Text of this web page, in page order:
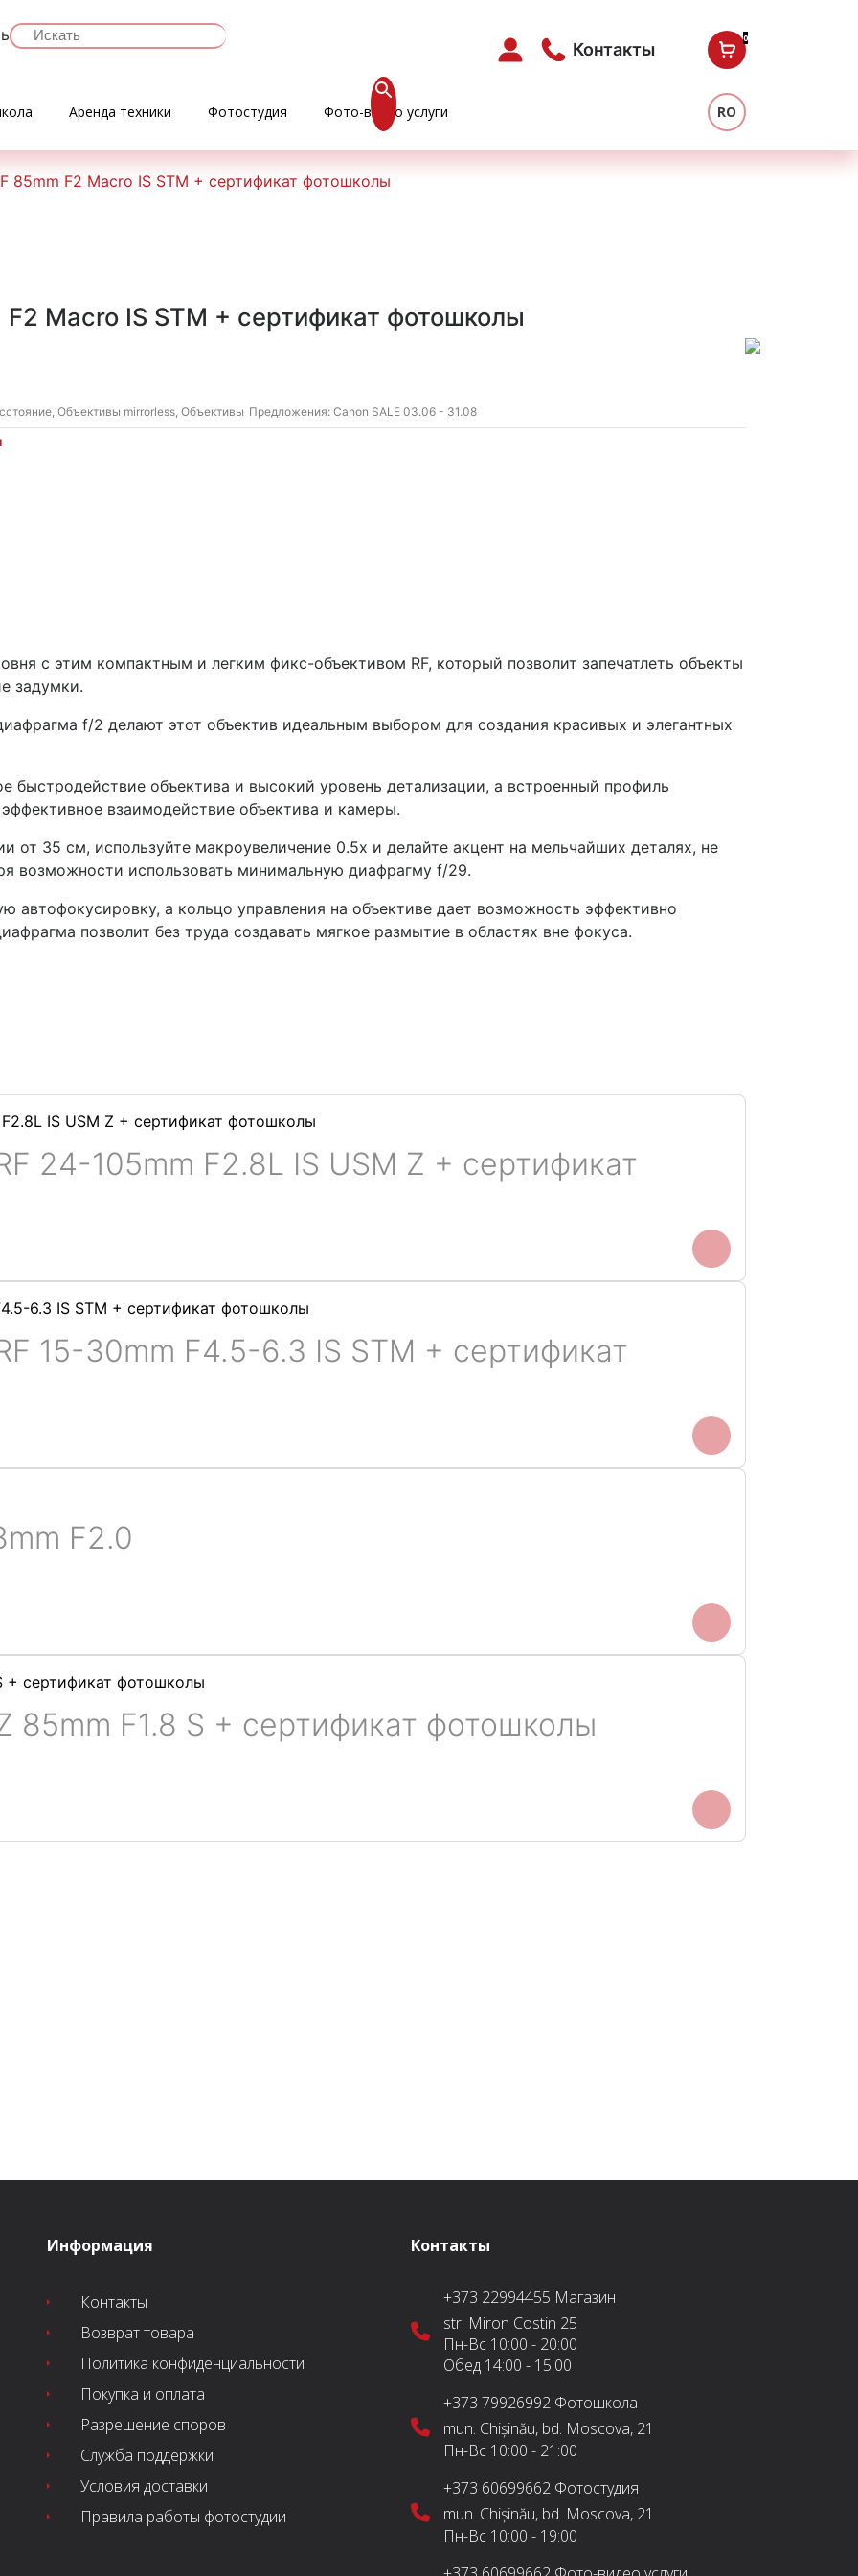
Контакты
0
Аренда техники Фотостудия Фото-видео услуги RO
85mm F2 Macro IS STM + сертификат фотошколы
Macro IS STM + сертификат фотошколы
Объективы mirrorless Объективы Предложения: Canon SALE 03.06 - 31.08
с этим компактным и легким фикс-объективом RF, который позволит запечатлеть объекты
задумки.
f/2 делают этот объектив идеальным выбором для создания красивых и элегантных
быстродействие объектива и высокий уровень детализации, а встроенный профиль
взаимодействие объектива и камеры.
от 35 см, используйте макроувеличение 0.5x и делайте акцент на мельчайших деталях, не
возможности использовать минимальную диафрагму f/29.
автофокусировку, а кольцо управления на объективе дает возможность эффективно
позволит без труда создавать мягкое размытие в областях вне фокуса.
24-105mm F2.8L IS USM Z + сертификат
15-30mm F4.5-6.3 IS STM + сертификат
F2.0
85mm F1.8 S + сертификат фотошколы
Информация
Контакты
Возврат товара
Политика конфиденциальности
Покупка и оплата
Разрешение споров
Служба поддержки
Условия доставки
Правила работы фотостудии
Контакты
+373 22994455 Магазин
str. Miron Costin 25
Пн-Вс 10:00 - 20:00
Обед 14:00 - 15:00
+373 79926992 Фотошкола
mun. Chișinău, bd. Moscova, 21
Пн-Вс 10:00 - 21:00
+373 60699662 Фотостудия
mun. Chișinău, bd. Moscova, 21
Пн-Вс 10:00 - 19:00